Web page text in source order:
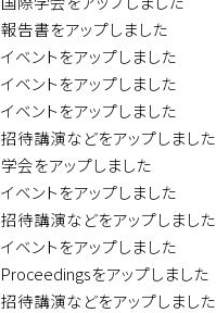
報告書をアップしました
イベントをアップしました
イベントをアップしました
イベントをアップしました
招待講演などをアップしました
学会をアップしました
イベントをアップしました
招待講演などをアップしました
イベントをアップしました
Proceedingsをアップしました
招待講演などをアップしました